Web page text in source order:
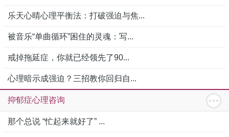
乐天心晴心理平衡法：打破强迫与焦...
被音乐“单曲循环”困住的灵魂：写...
戒掉拖延症，你就已经领先了90...
心理暗示成强迫？三招教你回归自...
抑郁症心理咨询
那个总说 “忙起来就好了” ...